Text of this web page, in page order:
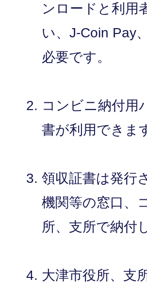
ンロードと利用
い、J-Coin Pay
必要です。
コンビニ納付用
書が利用できま
領収証書は発行
機関等の窓口、
所、支所で納付
大津市役所、支